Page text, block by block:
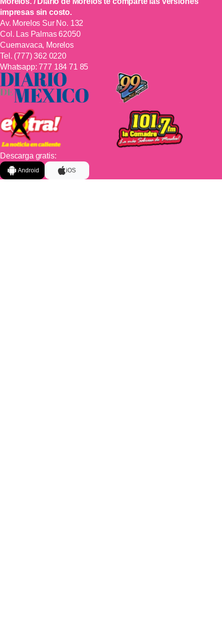
impresas sin costo.
Av. Morelos Sur No. 132
Col. Las Palmas 62050
Cuernavaca, Morelos
Tel. (777) 362 0220
Whatsapp:777 184 71 85
Descarga gratis:
Android iOS